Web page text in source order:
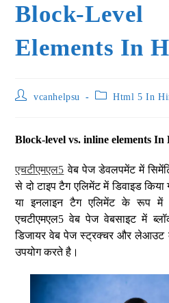
Block-
Elements In
vcanhelpsu Html 5 In
Block-level vs. inline elements In
एचटीएमएल5 वेब पेज डेवलपमेंट में
से दो टाइप टैग एलिमेंट में डिवाइड
या इनलाइन टैग एलिमेंट के रूप में
एचटीएमएल5 वेब पेज वेबसाइट में
डिजायर वेब पेज स्ट्रक्चर और लेआउट
उपयोग करते है।